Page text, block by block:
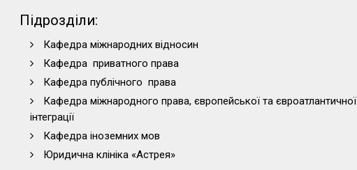
Підрозділи:
Кафедра міжнародних відносин
Кафедра приватного права
Кафедра публічного права
Кафедра міжнародного права, європейської та євроатлантичної
інтеграції
Кафедра іноземних мов
Юридична клініка «Астрея»